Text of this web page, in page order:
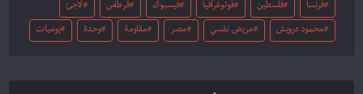
فرنسا فلسطين فوتوغرافيا فيسبوك قرطاس لاجئ
محمود درويش مريض نفسي مصر مقاومة وحدة يوميات